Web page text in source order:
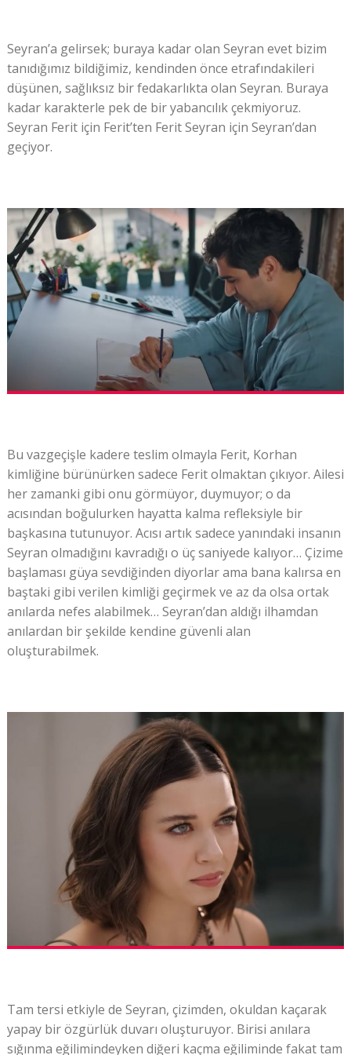
Seyran’a gelirsek; buraya kadar olan Seyran evet bizim
tanıdığımız bildiğimiz, kendinden önce etrafındakileri
düşünen, sağlıksız bir fedakarlıkta olan Seyran. Buraya
kadar karakterle pek de bir yabancılık çekmiyoruz.
Seyran Ferit için Ferit’ten Ferit Seyran için Seyran’dan
geçiyor.
Bu vazgeçişle kadere teslim olmayla Ferit, Korhan
kimliğine bürünürken sadece Ferit olmaktan çıkıyor. Ailesi
her zamanki gibi onu görmüyor, duymuyor; o da
acısından boğulurken hayatta kalma refleksiyle bir
başkasına tutunuyor. Acısı artık sadece yanındaki insanın
Seyran olmadığını kavradığı o üç saniyede kalıyor… Çizime
başlaması güya sevdiğinden diyorlar ama bana kalırsa en
baştaki gibi verilen kimliği geçirmek ve az da olsa ortak
anılarda nefes alabilmek… Seyran’dan aldığı ilhamdan
anılardan bir şekilde kendine güvenli alan
oluşturabilmek.
Tam tersi etkiyle de Seyran, çizimden, okuldan kaçarak
yapay bir özgürlük duvarı oluşturuyor. Birisi anılara
sığınma eğilimindeyken diğeri kaçma eğiliminde fakat tam